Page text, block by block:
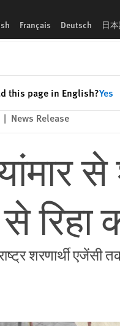
Français Deutsch 日
this page in English?Yes
| News Release
रिहा
शरणार्थी